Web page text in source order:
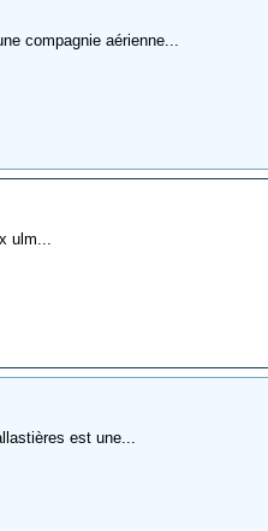
compagnie aérienne...
ulm...
est une...